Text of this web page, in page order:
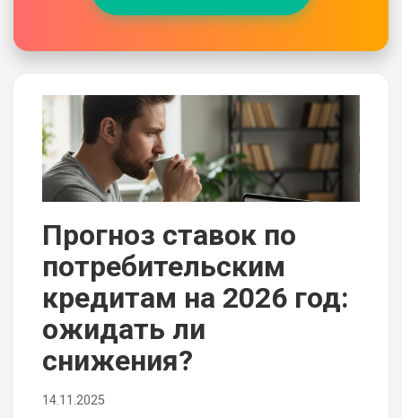
Прогноз ставок по
потребительским
кредитам на 2026 год:
ожидать ли
снижения?
14.11.2025